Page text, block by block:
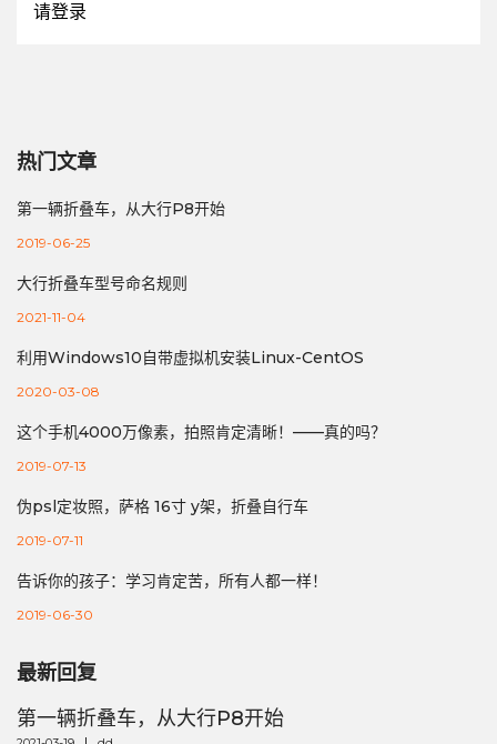
请登录
热门文章
第一辆折叠车，从大行P8开始
2019-06-25
大行折叠车型号命名规则
2021-11-04
利用Windows10自带虚拟机安装Linux-CentOS
2020-03-08
这个手机4000万像素，拍照肯定清晰！——真的吗？
2019-07-13
伪psl定妆照，萨格 16寸 y架，折叠自行车
2019-07-11
告诉你的孩子：学习肯定苦，所有人都一样！
2019-06-30
最新回复
第一辆折叠车，从大行P8开始